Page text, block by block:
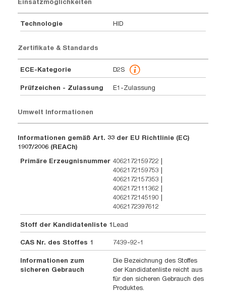
Technologie HID
Zertifikate & Standards
ECE-Kategorie D2S
Prüfzeichen - Zulassung E1-Zulassung
Umwelt Informationen
Informationen gemäß Art. 33 der EU Richtlinie (EC)
1907/2006 (REACh)
Primäre Erzeugnisnummer 4062172159722 |
4062172159753 |
4062172157353 |
4062172111362 |
4062172145190 |
4062172397612
Stoff der Kandidatenliste 1Lead
CAS Nr. des Stoffes 1 7439-92-1
Informationen zum
sicheren Gebrauch
Die Bezeichnung des Stoffes
der Kandidatenliste reicht aus
für den sicheren Gebrauch des
Produktes.